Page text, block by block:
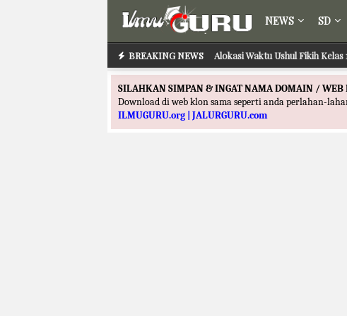
NEWS SD
BREAKING NEWS Alokasi Waktu Ushul Fikih
Alokasi Waktu Ilmu Tafsir
SILAHKAN SIMPAN & INGAT NAMA DOMAIN / WEB
Download di web klon sama seperti anda perlahan-
ILMUGURU.org | JALURGURU.com